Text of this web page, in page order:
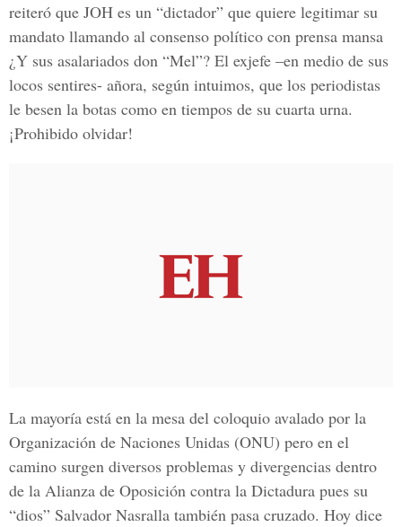
reiteró que JOH es un “dictador” que quiere legitimar su
mandato llamando al consenso político con prensa mansa
¿Y sus asalariados don “Mel”? El exjefe –en medio de sus
locos sentires- añora, según intuimos, que los periodistas
le besen la botas como en tiempos de su cuarta urna.
¡Prohibido olvidar!
La mayoría está en la mesa del coloquio avalado por la
Organización de Naciones Unidas (ONU) pero en el
camino surgen diversos problemas y divergencias dentro
de la Alianza de Oposición contra la Dictadura pues su
“dios” Salvador Nasralla también pasa cruzado. Hoy dice